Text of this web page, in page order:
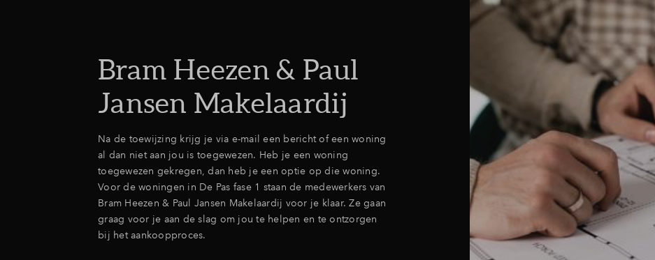
Bram Heezen & Paul
Jansen Makelaardij
Na de toewijzing krijg je via e-mail een bericht of een woning
al dan niet aan jou is toegewezen. Heb je een woning
toegewezen gekregen, dan heb je een optie op die woning.
Voor de woningen in De Pas fase 1 staan de medewerkers van
Bram Heezen & Paul Jansen Makelaardij voor je klaar. Ze gaan
graag voor je aan de slag om jou te helpen en te ontzorgen
bij het aankoopproces.